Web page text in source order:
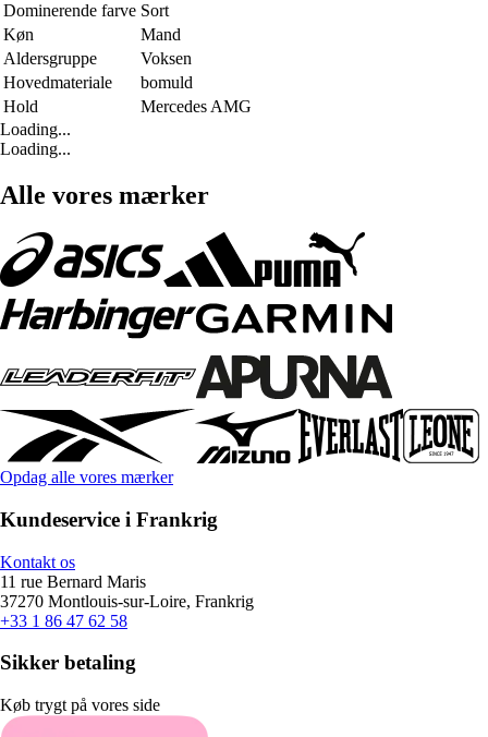
Dominerende farve Sort
Køn
Mand
Aldersgruppe
Voksen
Hovedmateriale
bomuld
Hold
Mercedes AMG
Loading...
Loading...
Alle vores mærker
Opdag alle vores mærker
Kundeservice i Frankrig
Kontakt os
11 rue Bernard Maris
37270 Montlouis-sur-Loire, Frankrig
+33 1 86 47 62 58
Sikker betaling
Køb trygt på vores side